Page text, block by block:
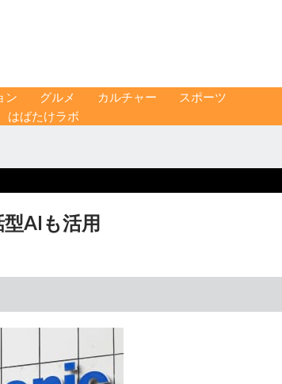
ン グルメ カルチャー
スポーツ
はばたけラボ
AIも活用